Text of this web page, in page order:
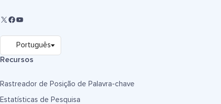
Recursos
Rastreador de Posição de Palavra-chave
Estatísticas de Pesquisa